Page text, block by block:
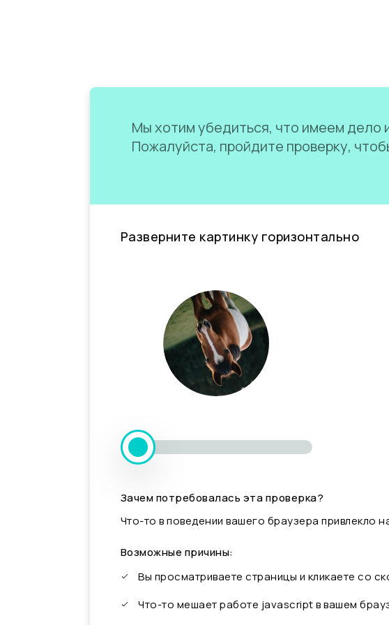
Мы хотим убедиться, что имеем дело
Пожалуйста, пройдите проверку,
Разверните картинку горизонтально
Зачем потребовалась эта проверка?
Что-то в поведении вашего браузера привлекло
Возможные причины:
Вы просматриваете страницы и кликаете со
Что-то мешает работе javascript в вашем